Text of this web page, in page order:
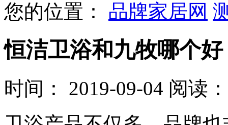
您的位置： 品牌家居网
恒洁卫浴和九牧哪个好
时间： 2019-09-04 阅读